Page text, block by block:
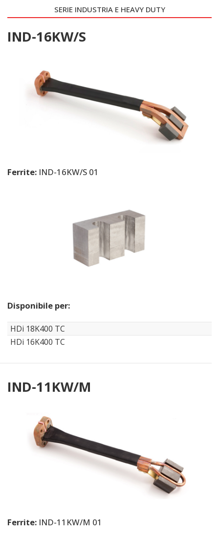
SERIE INDUSTRIA E HEAVY DUTY
IND-16KW/S
Ferrite: IND-16KW/S 01
Disponibile per:
HDi 18K400 TC
HDi 16K400 TC
IND-11KW/M
Ferrite: IND-11KW/M 01